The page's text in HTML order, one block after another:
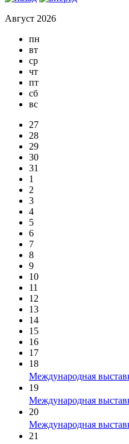
Август 2026
пн
вт
ср
чт
пт
сб
вс
27
28
29
30
31
1
2
3
4
5
6
7
8
9
10
11
12
13
14
15
16
17
18
Международная
19
Международная
20
Международная
21